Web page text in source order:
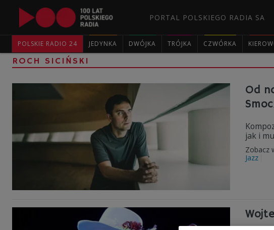
PORTAL POLSKIEGO RADIA SA
POLSKIE RADIO 24 JEDYNKA DWÓJKA TRÓJKA CZWÓRKA
ROCH SICIŃSKI
Od
jak i
Zobacz
Jazz